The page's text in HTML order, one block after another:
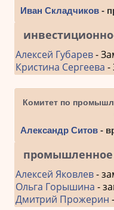
Иван Складчиков-
Алексей Губарев-
Кристина Сергеева -
Комитет по
Александр Ситов-
промышленное
Алексей Яковлев-
Ольга Горышина -
Дмитрий Прожерин